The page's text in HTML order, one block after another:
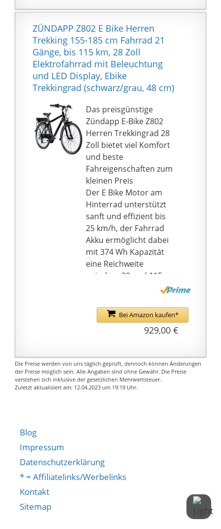
ung und Bergreifen
ermöglichen Ihnen eine
ungehinderte Fahrt auf
unebenen Straßen.
【Versteckte,
herausnehmbare
Lithiumbatterie mit
großer Kapazität und
sichereres Design】36V
/ 12,5Ah Li-Batterie
unterstützt 70 km / 43
Meilen bis 90 km / 56
Meilen. Das
abnehmbare Netzteil
ermöglicht das
Aufladen am oder
außerhalb des
Rahmens, ausgestattet
mit einem intelligenten
Lithium-Akkuladegerät,
das schnelle Aufladen
dauert nur 5-6 Stunden.
Das BMS (Battery
Management System)
jeder Hinsicht und
verlängert seine
Design】
Ergonomischer Lenker,
verstellbarer Sitz,
JIANDA 27,5 * 2,10"
ausgestattet. Wir
achten auf jedes Detail
ZÜNDAPP Z802 E Bike Herren
Trekking 155-185 cm Fahrrad 21
Gänge, bis 115 km, 28 Zoll
Elektrofahrrad mit Beleuchtung
und LED Display, Ebike
Trekkingrad (schwarz/grau, 48 cm)
Das preisgünstige
Zündapp E-Bike Z802
Herren Trekkingrad 28
Zoll bietet viel Komfort
und beste
Fahreigenschaften zum
kleinen Preis
Der E Bike Motor am
Hinterrad unterstützt
sanft und effizient bis
25 km/h, der Fahrrad
Akku ermöglicht dabei
mit 374 Wh Kapazität
eine Reichweite
zwischen 30 und 115
Elektro Fahrrad
gehören die
Beleuchtung nach
Federgabel 63 mm und
Komfortsattel. Die
Fahrrad Schaltung stellt
dosierbaren V Brakes
gebremst. Gefahren
Bei Amazon kaufen*
929,00 €
Die Preise werden von uns täglich geprüft, dennoch können Änderungen
der Preise möglich sein. Alle Angaben sind ohne Gewähr. Die Preise
verstehen sich inklusive der gesetzlichen Mehrwertsteuer.
Zuletzt aktualisiert am: 12.04.2023 um 19:19 Uhr.
Blog
Impressum
Datenschutzerklärung
* = Affiliatelinks/Werbelinks
Kontakt
Sitemap